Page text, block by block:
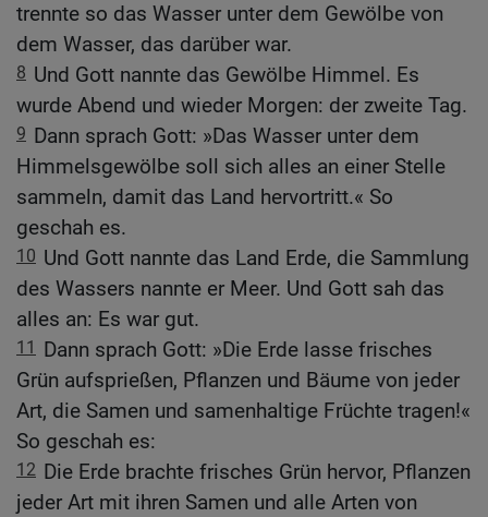
trennte so das Wasser unter dem Gewölbe von
dem Wasser, das darüber war.
8 Und Gott nannte das Gewölbe Himmel. Es
wurde Abend und wieder Morgen: der zweite Tag.
9 Dann sprach Gott: »Das Wasser unter dem
Himmelsgewölbe soll sich alles an einer Stelle
sammeln, damit das Land hervortritt.« So
geschah es.
10 Und Gott nannte das Land Erde, die Sammlung
des Wassers nannte er Meer. Und Gott sah das
alles an: Es war gut.
11
Dann sprach Gott: »Die Erde lasse frisches
Grün aufsprießen, Pflanzen und Bäume von jeder
Art, die Samen und samenhaltige Früchte tragen!«
So geschah es:
12 Die Erde brachte frisches Grün hervor, Pflanzen
jeder Art mit ihren Samen und alle Arten von